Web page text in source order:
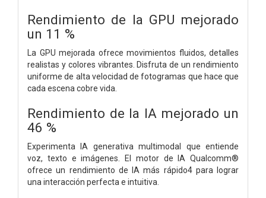
Rendimiento de la GPU mejorado
un 11 %
La GPU mejorada ofrece movimientos fluidos, detalles
realistas y colores vibrantes. Disfruta de un rendimiento
uniforme de alta velocidad de fotogramas que hace que
cada escena cobre vida.
Rendimiento de la IA mejorado un
46 %
Experimenta IA generativa multimodal que entiende
voz, texto e imágenes. El motor de IA Qualcomm®
ofrece un rendimiento de IA más rápido4 para lograr
una interacción perfecta e intuitiva.